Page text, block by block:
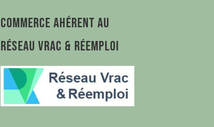
Commerce ahérent au
Réseau Vrac & Réemploi